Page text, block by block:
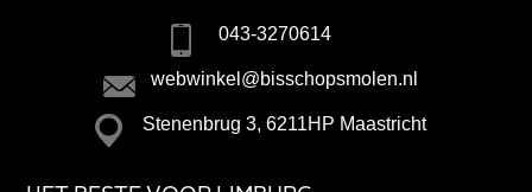
043-3270614
webwinkel@bisschopsmolen.nl
Stenenbrug 3, 6211HP Maastricht